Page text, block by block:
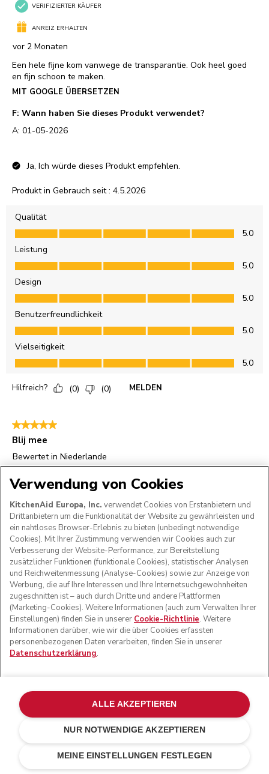
€ 83,30 € 119,00
Kosten einsparen € 35,70
Verwendung von Cookies
KitchenAid Europa, Inc. verwendet Cookies von Erstanbietern und
Drittanbietern um die Funktionalität der Website zu gewährleisten und
ein nahtloses Browser-Erlebnis zu bieten (unbedingt notwendige
Cookies). Mit Ihrer Zustimmung verwenden wir Cookies auch zur
Verbesserung der Website-Performance, zur Bereitstellung
zusätzlicher Funktionen (funktionale Cookies), statistischer Analysen
und Reichweitenmessung (Analyse-Cookies) sowie zur Anzeige von
Werbung, die auf Ihre Interessen und Ihre Internetsuchgewohnheiten
zugeschnitten ist – auch durch Dritte und andere Plattformen
(Marketing-Cookies). Weitere Informationen (auch zum Verwalten Ihrer
Einstellungen) finden Sie in unserer Cookie-Richtlinie. Weitere
Informationen darüber, wie wir die über Cookies erfassten
personenbezogenen Daten verarbeiten, finden Sie in unserer
Datenschutzerklärung.
MEINE EINSTELLUNGEN FESTLEGEN
NUR NOTWENDIGE AKZEPTIEREN
ALLE AKZEPTIEREN